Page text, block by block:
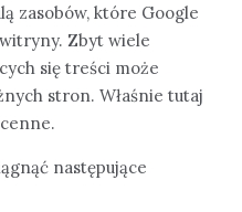
zasobów, które Google
Zbyt wiele
się treści może
stron. Właśnie tutaj
następujące